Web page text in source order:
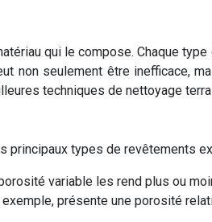
qui le compose. Chaque
non seulement être inefficace,
techniques de nettoyage
principaux types de revêtements
variable les rend plus ou
présente une porosité